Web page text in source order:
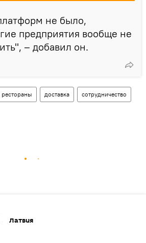
не было,
предприятия вообще не
– добавил он.
рестораны доставка сотрудничество
Латвия